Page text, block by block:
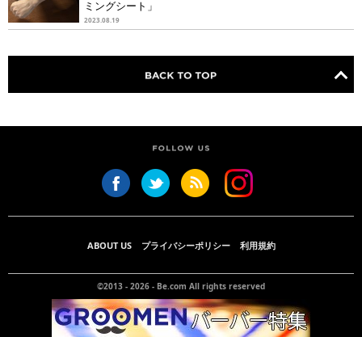
ミングシート」
2023.08.19
ABOUT US プライバシーポリシー 利用規約
©2013 - 2026 - Be.com All rights reserved